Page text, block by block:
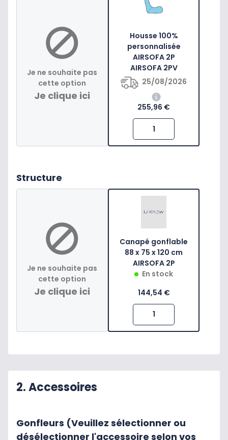
Je ne souhaite pas
cette option
Je clique ici
Housse 100%
personnalisée
AIRSOFA 2P
AIRSOFA 2PV
25/08/2026
255,96 €
Structure
Je ne souhaite pas
cette option
Je clique ici
Canapé gonflable
88 x 75 x 120 cm
AIRSOFA 2P
En stock
144,54 €
2. Accessoires
Gonfleurs (Veuillez sélectionner ou
désélectionner l'accessoire selon vos